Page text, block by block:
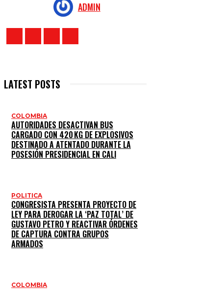
ADMIN
LATEST POSTS
COLOMBIA
AUTORIDADES DESACTIVAN BUS
CARGADO CON 420 KG DE EXPLOSIVOS
DESTINADO A ATENTADO DURANTE LA
POSESIÓN PRESIDENCIAL EN CALI
POLITICA
CONGRESISTA PRESENTA PROYECTO DE
LEY PARA DEROGAR LA ‘PAZ TOTAL’ DE
GUSTAVO PETRO Y REACTIVAR ÓRDENES
DE CAPTURA CONTRA GRUPOS
ARMADOS
COLOMBIA